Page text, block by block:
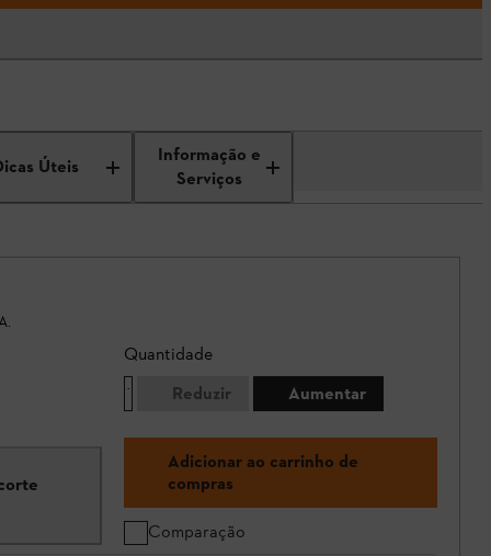
Úteis
Informação e
Serviços
Quantidade
Reduzir
Aumentar
Adicionar ao carrinho de
compras
Comparação